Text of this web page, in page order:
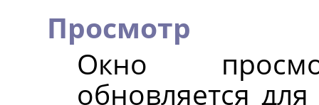
Просмотр
Окно
обновляется